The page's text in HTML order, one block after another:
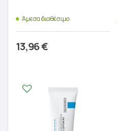
Άμεσα διαθέσιμο
13,96€